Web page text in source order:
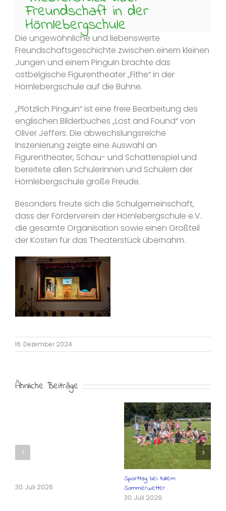
Freundschaft in der
Hörnlebergschule
Die ungewöhnliche und liebenswerte
Freundschaftsgeschichte zwischen einem kleinen
Jungen und einem Pinguin brachte das
ostbelgische Figurentheater „Fithe“ in der
Hörnlebergschule auf die Bühne.
„Plötzlich Pinguin“ ist eine freie Bearbeitung des
englischen Bilderbuches „Lost and Found“ von
Oliver Jeffers. Die abwechslungsreiche
Inszenierung zeigte eine Auswahl an
Figurentheater, Schau- und Schattenspiel und
bereitete allen Schülerinnen und Schülern der
Hörnlebergschule große Freude.
Besonders freute sich die Schulgemeinschaft,
dass der Förderverein der Hörnlebergschule e.V.
die gesamte Organisation sowie einen Großteil
der Kosten für das Theaterstück übernahm.
16. Dezember 2024
Ähnliche Beiträge
30. Juli 2026
Sporttag bei tollem
Sommerwetter
30. Juli 2026